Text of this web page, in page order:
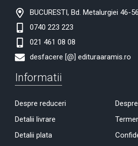
BUCURESTI, Bd. Metalurgiei 46-56
0740 223 223
021 461 08 08
desfacere [@] edituraaramis.ro
Informatii
Despre reduceri
Detalii livrare
Detalii plata
Despre